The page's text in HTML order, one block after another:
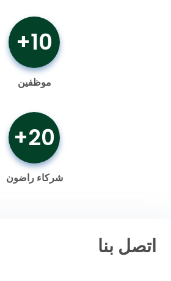
10+
موظفين
20+
شركاء راضون
اتصل بنا